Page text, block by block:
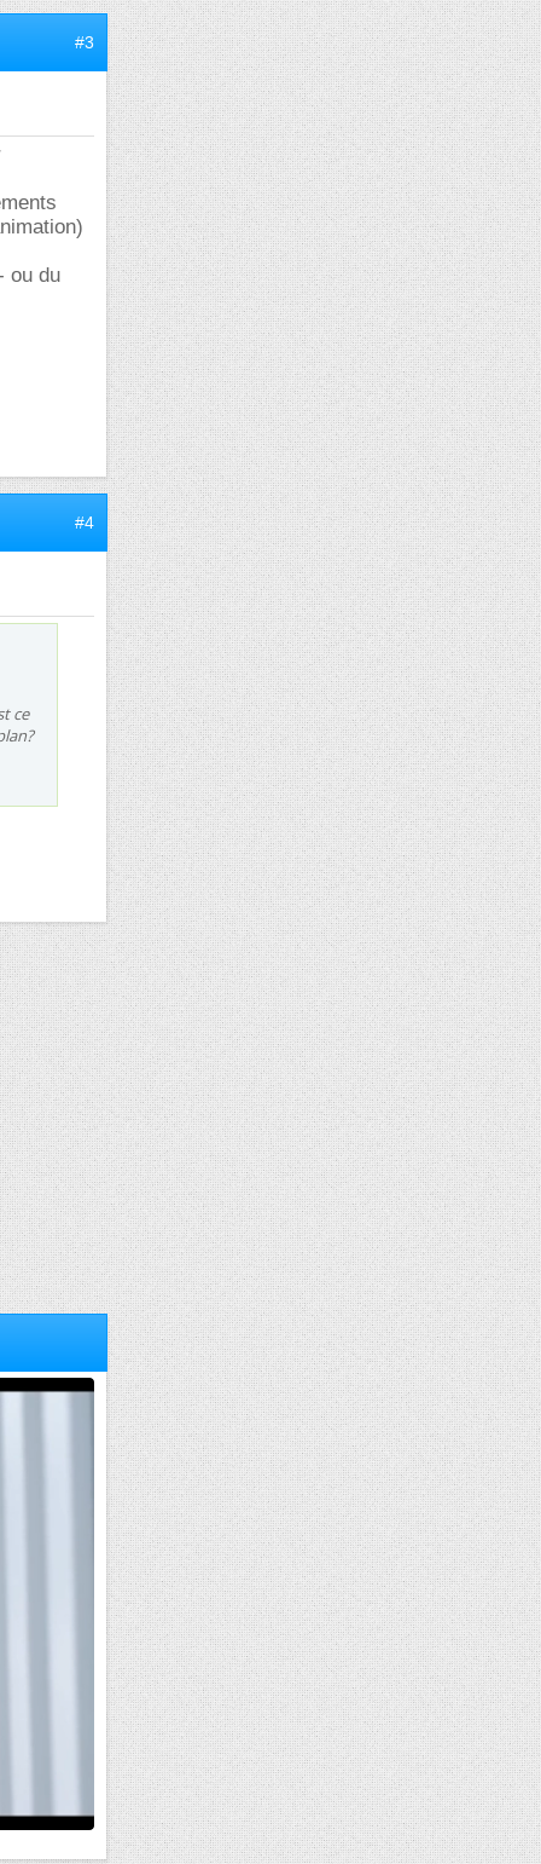
#3
ou du
#4
ce